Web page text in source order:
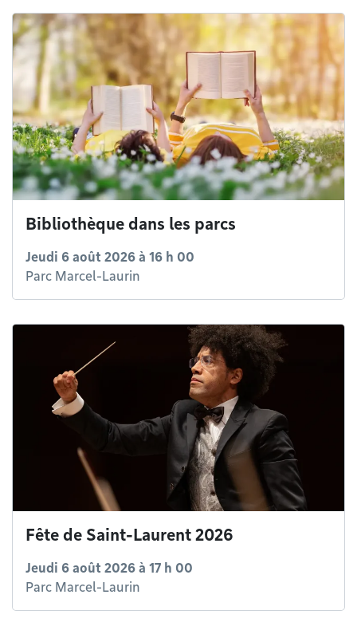
Bibliothèque dans les parcs
Jeudi 6 août 2026 à 16 h 00
Parc Marcel-Laurin
Fête de Saint-Laurent 2026
Jeudi 6 août 2026 à 17 h 00
Parc Marcel-Laurin